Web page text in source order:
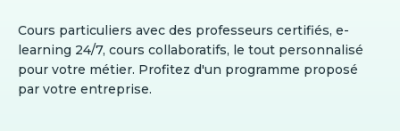
Cours particuliers avec des professeurs certifiés, e-
learning 24/7, cours collaboratifs, le tout personnalisé
pour votre métier. Profitez d'un programme proposé
par votre entreprise.